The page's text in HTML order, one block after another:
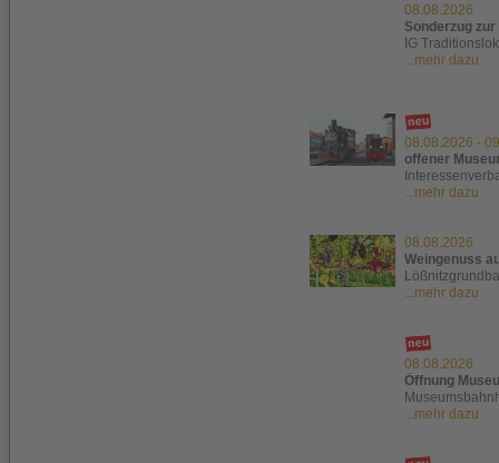
08.08.2026
Sonderzug
IG
...mehr dazu
08.08.2026 -
offener
...mehr dazu
08.08.2026
Weingenuss
...mehr dazu
08.08.2026
Öffnung
...mehr dazu